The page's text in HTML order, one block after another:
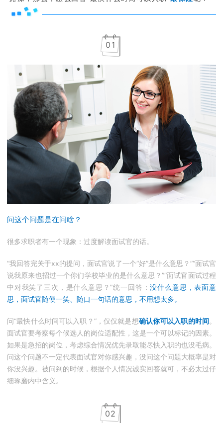
0 1
问这个问题是在问啥？
很多求职者有一个现象：过度解读面试官的话。
“我回答完关于xx的提问，面试官说了一个“好”是什么意思？”“面试官
说我原来也招过一个你们学校毕业的是什么意思？”“面试官面试过程
中对我笑了三次，是什么意思？”统一回答：没什么意思，表面意
思，面试官随便一笑、随口一句话的意思，不用想太多。
问“最快什么时间可以入职？”，仅仅就是想确认你可以入职的时间。
面试官要考察每个候选人的岗位适配性，这是一个可以标记的因素。
如果是急招的岗位，考虑综合情况优先录取能尽快入职的也没毛病。
问这个问题不一定代表面试官对你感兴趣，没问这个问题大概率是对
你没兴趣。被问到的时候，根据个人情况诚实回答就可，不必太过仔
细琢磨内中含义。
02